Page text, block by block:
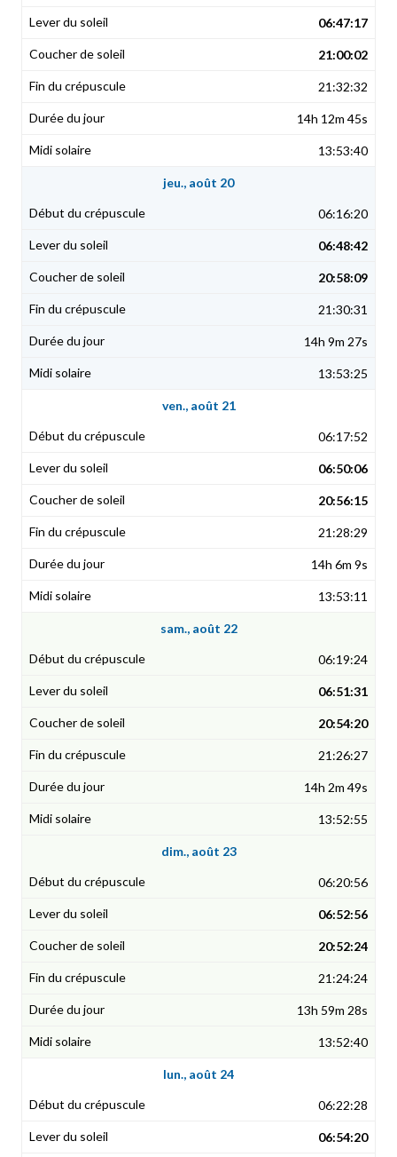
06:47:17
21:00:02
21:32:32
14h 12m 45s
13:53:40
jeu., août 20
06:16:20
06:48:42
20:58:09
21:30:31
14h 9m 27s
13:53:25
ven., août 21
06:17:52
06:50:06
20:56:15
21:28:29
14h 6m 9s
13:53:11
sam., août 22
06:19:24
06:51:31
20:54:20
21:26:27
14h 2m 49s
13:52:55
dim., août 23
06:20:56
06:52:56
20:52:24
21:24:24
13h 59m 28s
13:52:40
lun., août 24
06:22:28
06:54:20